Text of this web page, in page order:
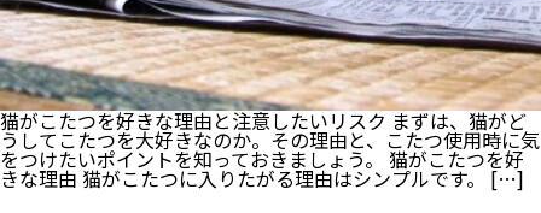
猫がこたつを好きな理由と注意したいリスク まずは、猫がど
うしてこたつを大好きなのか。その理由と、こたつ使用時に気
をつけたいポイントを知っておきましょう。 猫がこたつを好
きな理由 猫がこたつに入りたがる理由はシンプルです。 […]